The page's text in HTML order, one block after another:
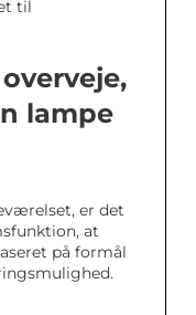
til
lampe
er det
at
på formål